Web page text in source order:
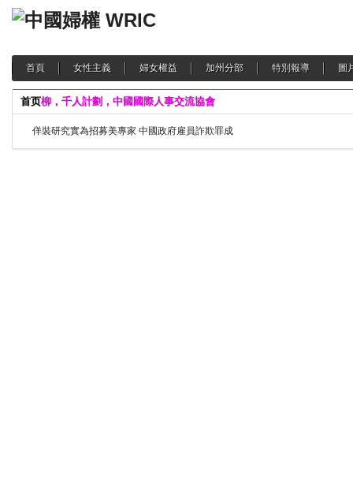
首頁 女性主義 婦女權益 加州分部 特別報導 圖
首页柳，千人計劃，中國國際人事交流協會
佯裝研究實為招募美專家 中國政府雇員詐欺罪成